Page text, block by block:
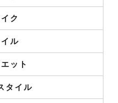
ク
ル
ット
タイル